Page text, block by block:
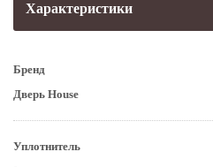
Характеристики
Бренд
Дверь House
Уплотнитель